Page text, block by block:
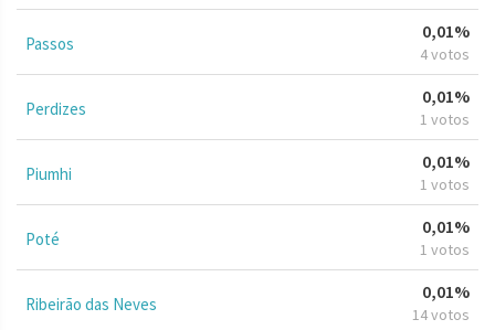
Passos
0,01%
4 votos
Perdizes
0,01%
1 votos
Piumhi
0,01%
1 votos
Poté
0,01%
1 votos
Ribeirão das Neves
0,01%
14 votos